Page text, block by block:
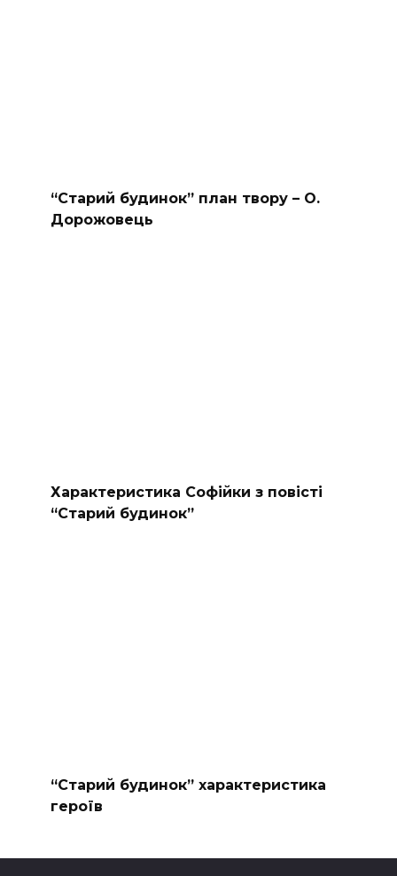
“Старий будинок” план твору – О.
Дорожовець
Характеристика Софійки з повісті
“Старий будинок”
“Старий будинок” характеристика
героїв